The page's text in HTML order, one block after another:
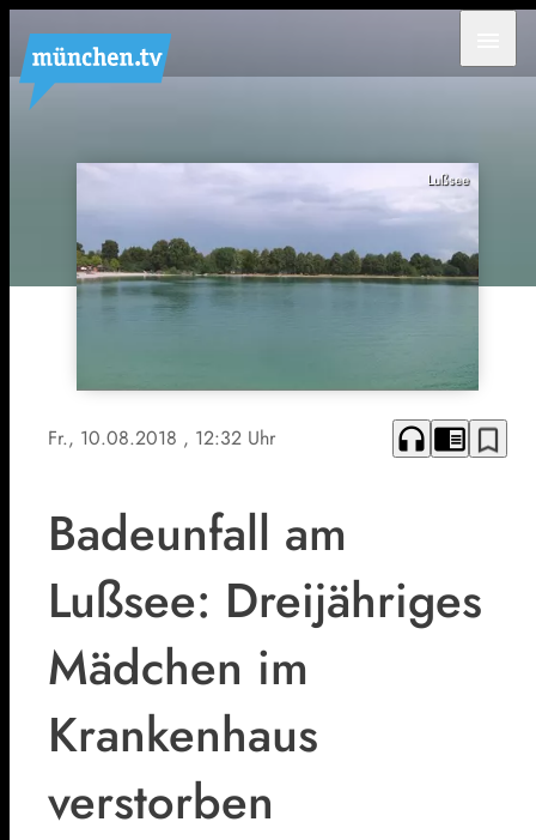
Lußsee
Fr., 10.08.2018 , 12:32 Uhr headphones chrome_reader_mode bookmark_border
Badeunfall am
Lußsee: Dreijähriges
Mädchen im
Krankenhaus
verstorben